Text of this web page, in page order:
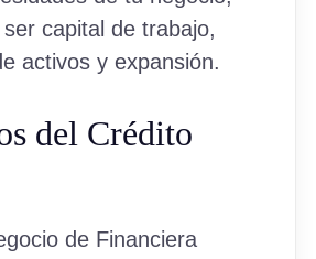
capital de trabajo,
activos y expansión.
del Crédito
de Financiera